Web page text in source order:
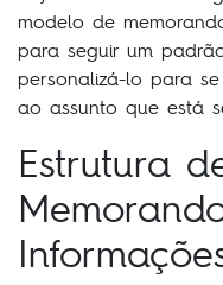
modelo de
para seguir um
personalizá-lo para
ao assunto que está
Estrutura